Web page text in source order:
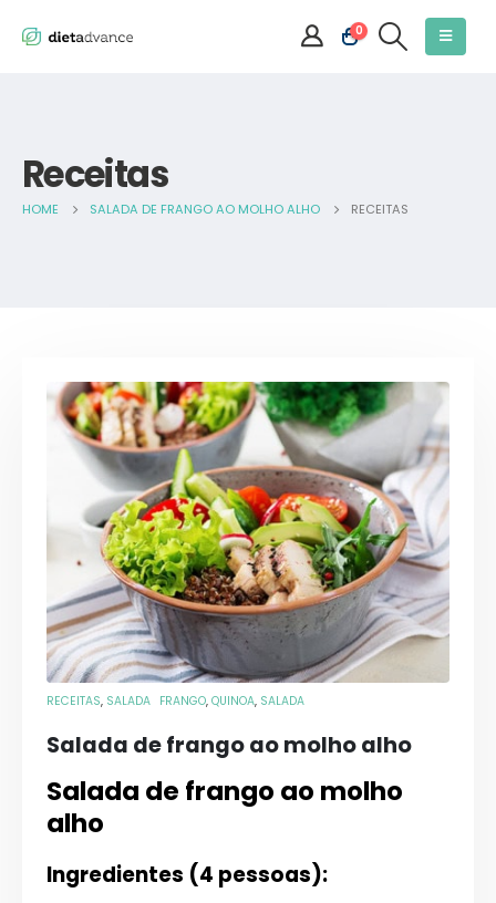
0
Receitas
HOME SALADA DE FRANGO AO MOLHO ALHO RECEITAS
RECEITAS, SALADA FRANGO,QUINOA, SALADA
Salada de frango ao molho alho
Salada de frango ao molho
alho
Ingredientes (4 pessoas):